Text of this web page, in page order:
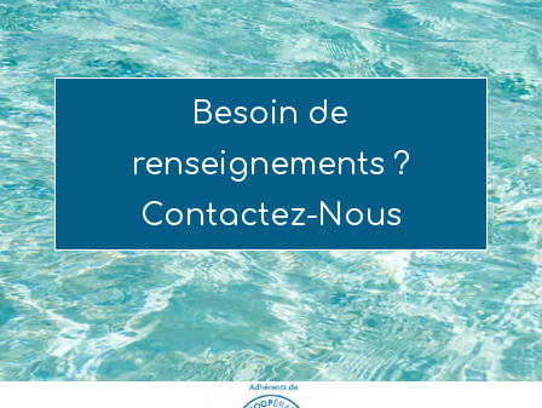
Besoin de
renseignements ?
Contactez-Nous